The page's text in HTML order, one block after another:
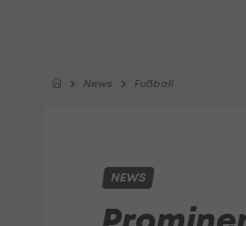
News Fußball
NEWS